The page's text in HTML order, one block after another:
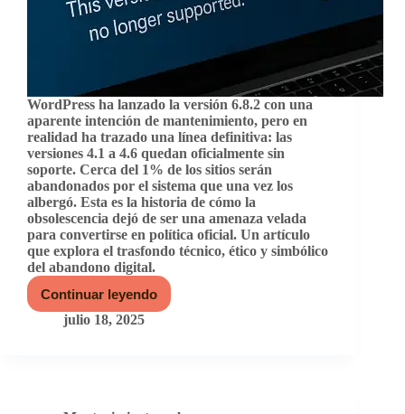
WordPress ha lanzado la versión 6.8.2 con una
aparente intención de mantenimiento, pero en
realidad ha trazado una línea definitiva: las
versiones 4.1 a 4.6 quedan oficialmente sin
soporte. Cerca del 1% de los sitios serán
abandonados por el sistema que una vez los
albergó. Esta es la historia de cómo la
obsolescencia dejó de ser una amenaza velada
para convertirse en política oficial. Un artículo
que explora el trasfondo técnico, ético y simbólico
del abandono digital.
Continuar leyendo
WordPress
y
sus
olvido
julio 18, 2025